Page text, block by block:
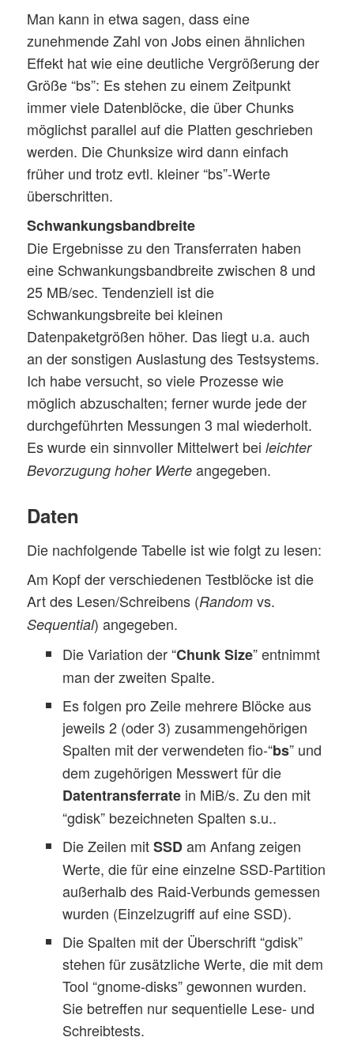
Man kann in etwa sagen, dass eine
zunehmende Zahl von Jobs einen ähnlichen
Effekt hat wie eine deutliche Vergrößerung der
Größe “bs”: Es stehen zu einem Zeitpunkt
immer viele Datenblöcke, die über Chunks
möglichst parallel auf die Platten geschrieben
werden. Die Chunksize wird dann einfach
früher und trotz evtl. kleiner “bs”-Werte
überschritten.
Schwankungsbandbreite
Die Ergebnisse zu den Transferraten haben
eine Schwankungsbandbreite zwischen 8 und
25 MB/sec. Tendenziell ist die
Schwankungsbreite bei kleinen
Datenpaketgrößen höher. Das liegt u.a. auch
an der sonstigen Auslastung des Testsystems.
Ich habe versucht, so viele Prozesse wie
möglich abzuschalten; ferner wurde jede der
durchgeführten Messungen 3 mal wiederholt.
Es wurde ein sinnvoller Mittelwert beileichter
Bevorzugung hoher Werte angegeben.
Daten
Die nachfolgende Tabelle ist wie folgt zu lesen:
Am Kopf der verschiedenen Testblöcke ist die
Art des Lesen/Schreibens (Random vs.
Sequential) angegeben.
Die Variation der “Chunk Size” entnimmt
man der zweiten Spalte.
Es folgen pro Zeile mehrere Blöcke aus
jeweils 2 (oder 3) zusammengehörigen
Spalten mit der verwendeten fio-“bs” und
dem zugehörigen Messwert für die
Datentransferrate in MiB/s. Zu den mit
“gdisk” bezeichneten Spalten s.u..
Die Zeilen mitSSDam Anfang zeigen
Werte, die für eine einzelne SSD-Partition
außerhalb des Raid-Verbunds gemessen
wurden (Einzelzugriff auf eine SSD).
Die Spalten mit der Überschrift “gdisk”
stehen für zusätzliche Werte, die mit dem
Tool “gnome-disks” gewonnen wurden.
Sie betreffen nur sequentielle Lese- und
Schreibtests.